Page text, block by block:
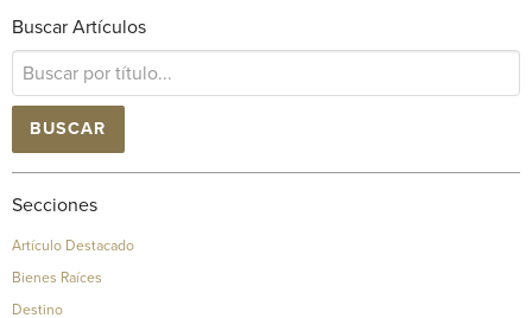
Buscar Artículos
BUSCAR
Secciones
Artículo Destacado
Bienes Raíces
Destino